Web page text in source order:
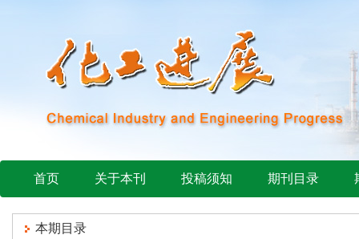
首页 关于本刊 投稿须知 期刊目录
本期目录